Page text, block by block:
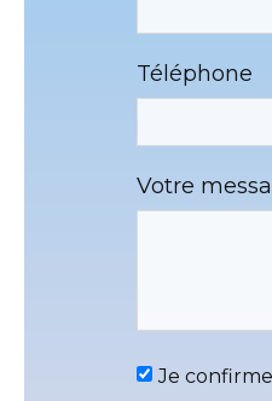
Téléphone
Votre
Je